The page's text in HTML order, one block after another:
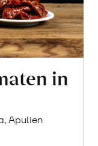
in
Apulien